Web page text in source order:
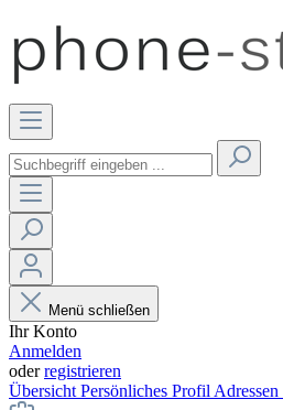
Menü schließen
Ihr Konto
Anmelden
oderregistrieren
Übersicht Persönliches Profil Adressen